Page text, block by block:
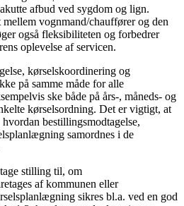
afbud ved sygdom og lign.
vognmand/chauffører og den
også fleksibiliteten og forbedrer
oplevelse af servicen.
kørselskoordinering og
på samme måde for alle
ske både på års-, måneds- og
kørselsordning. Det er vigtigt, at
bestillingsmodtagelse,
samordnes i de
stilling til, om
af kommunen eller
sikres bl.a. ved en god